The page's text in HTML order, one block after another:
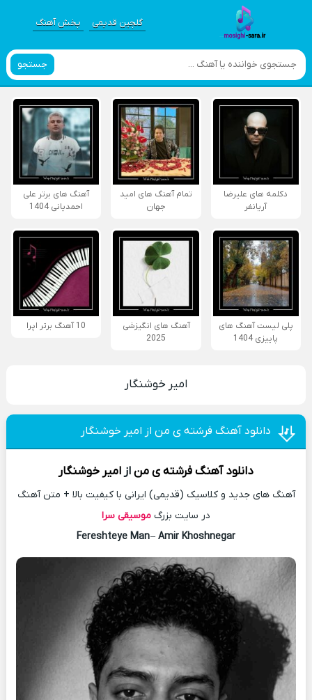
گلچین قدیمی پخش آهنگ
جستجو
دکلمه های علیرضا
آریانفر
تمام آهنگ های امید
جهان
آهنگ های برتر علی
احمدیانی 1404
پلی لیست آهنگ های
پاییزی 1404
آهنگ های انگیزشی
2025
10 آهنگ برتر اپرا
امیر خوشنگار
دانلود آهنگ فرشته ی من از امیر خوشنگار
دانلود آهنگفرشته ی منازامیر خوشنگار
آهنگ های جدید و کلاسیک (قدیمی) ایرانی با کیفیت بالا + متن آهنگ
در سایت بزرگ موسیقی سرا
Fereshteye Man– Amir Khoshnegar